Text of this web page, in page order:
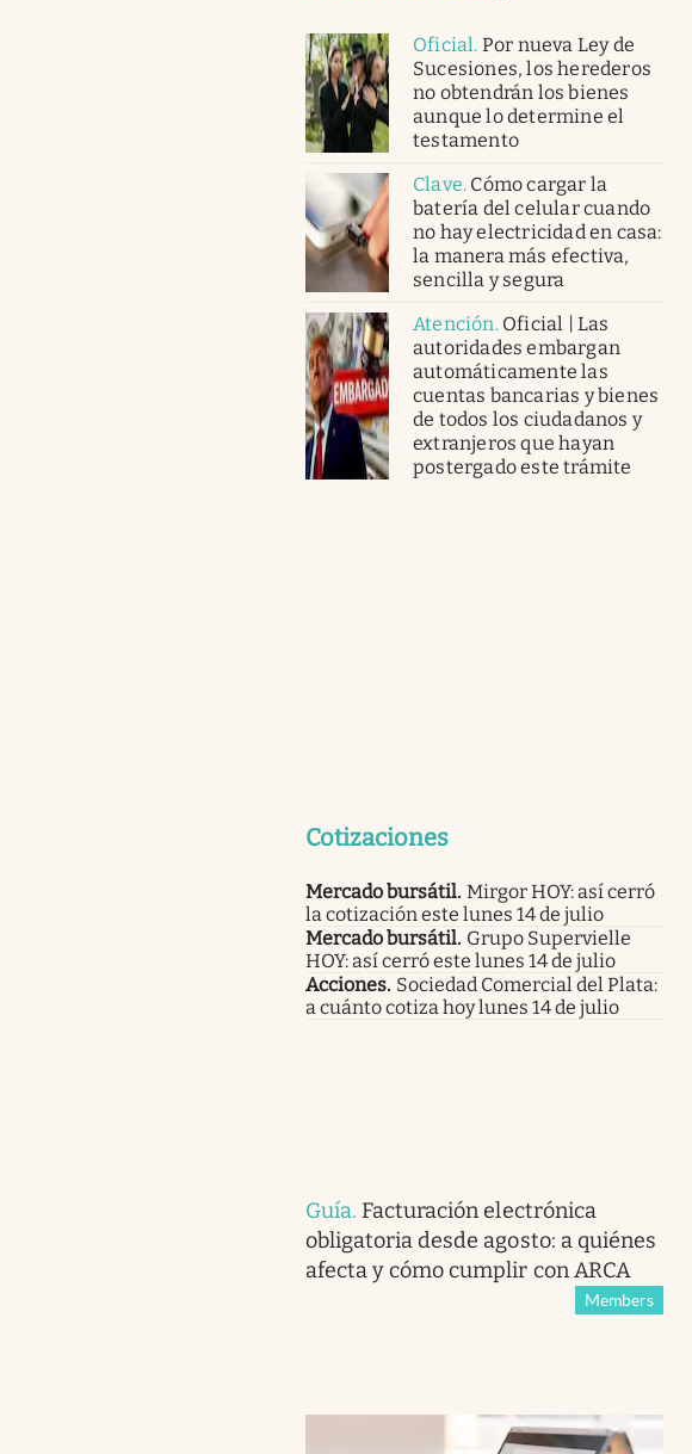
Oficial. Por nueva Ley de
Sucesiones, los herederos
no obtendrán los bienes
aunque lo determine el
testamento
Clave. Cómo cargar la
batería del celular cuando
no hay electricidad en casa:
la manera más efectiva,
sencilla y segura
Atención. Oficial | Las
autoridades embargan
automáticamente las
cuentas bancarias y bienes
de todos los ciudadanos y
extranjeros que hayan
postergado este trámite
Cotizaciones
Mercado bursátil. Mirgor HOY: así cerró
la cotización este lunes 14 de julio
Mercado bursátil. Grupo Supervielle
HOY: así cerró este lunes 14 de julio
Acciones. Sociedad Comercial del Plata:
a cuánto cotiza hoy lunes 14 de julio
Guía. Facturación electrónica
obligatoria desde agosto: a quiénes
afecta y cómo cumplir con ARCA
Members